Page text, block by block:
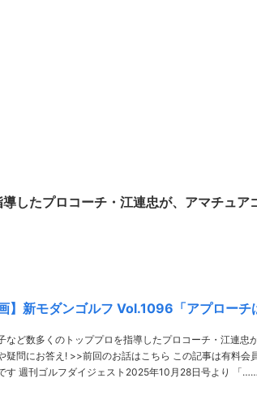
したプロコーチ・江連忠が、アマチュア
】新モダンゴルフ Vol.1096「アプローチ
など数多くのトッププロを指導したプロコーチ・江連忠
この記事は有料会員限定です続きを読むに
は有料登録が必要です 週刊ゴルフダイジェスト2025年10月28日号より 「……